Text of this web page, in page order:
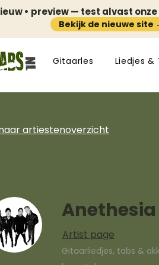
• preview — test alvast
Bekijk de nieuwe site
Gitaarles Liedjes &
artiestenoverzicht
Anethesia
Artist page
Gitaarliedjes, tabs &